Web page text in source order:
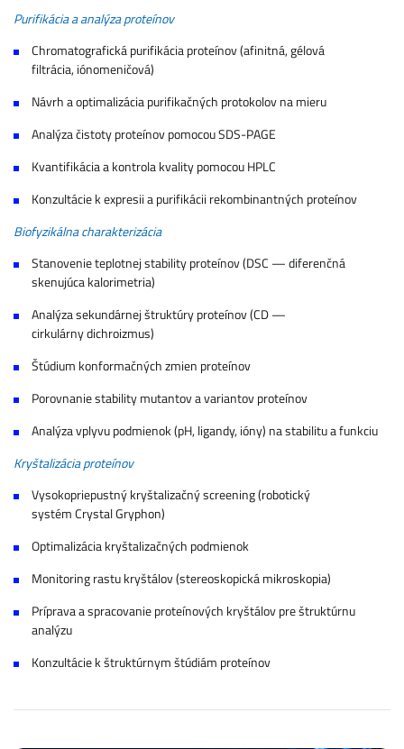
Purifikácia a analýza proteínov
Chromatografická purifikácia proteínov (afinitná, gélová
filtrácia, iónomeničová)
Návrh a optimalizácia purifikačných protokolov na mieru
Analýza čistoty proteínov pomocou SDS-PAGE
Kvantifikácia a kontrola kvality pomocou HPLC
Konzultácie k expresii a purifikácii rekombinantných proteínov
Biofyzikálna charakterizácia
Stanovenie teplotnej stability proteínov (DSC — diferenčná
skenujúca kalorimetria)
Analýza sekundárnej štruktúry proteínov (CD —
cirkulárny dichroizmus)
Štúdium konformačných zmien proteínov
Porovnanie stability mutantov a variantov proteínov
Analýza vplyvu podmienok (pH, ligandy, ióny) na stabilitu a funkciu
Kryštalizácia proteínov
Vysokopriepustný kryštalizačný screening (robotický
systém Crystal Gryphon)
Optimalizácia kryštalizačných podmienok
Monitoring rastu kryštálov (stereoskopická mikroskopia)
Príprava a spracovanie proteínových kryštálov pre štruktúrnu
analýzu
Konzultácie k štruktúrnym štúdiám proteínov